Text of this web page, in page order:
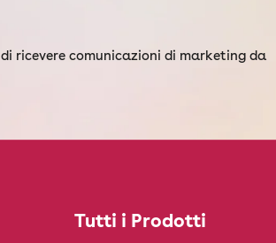
ricevere comunicazioni di marketing da
Tutti i Prodotti